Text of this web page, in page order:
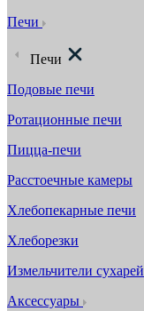
Печи
Печи
Подовые печи
Ротационные печи
Пицца-печи
Расстоечные камеры
Хлебопекарные печи
Хлеборезки
Измельчители сухарей
Аксессуары